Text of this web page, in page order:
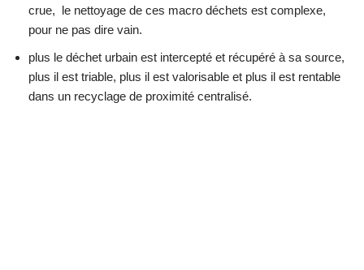
crue, le nettoyage de ces macro déchets est complexe,
pour ne pas dire vain.
plus le déchet urbain est intercepté et récupéré à sa source,
plus il est triable, plus il est valorisable et plus il est rentable
dans un recyclage de proximité centralisé.